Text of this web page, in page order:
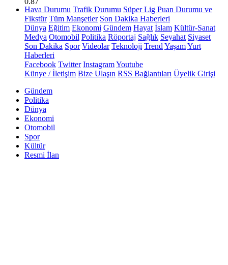
Hava Durumu Trafik Durumu Süper Lig Puan Durumu ve
Fikstür Tüm Manşetler Son Dakika Haberleri
Dünya Eğitim Ekonomi Gündem Hayat İslam Kültür-Sanat
Medya Otomobil Politika Röportaj Sağlık Seyahat Siyaset
Son Dakika Spor Videolar Teknoloji Trend YaşamYurt
Haberleri
Facebook Twitter InstagramYoutube
Künye / İletişim Bize Ulaşın RSS Bağlantıları Üyelik Girişi
Gündem
Politika
Dünya
Ekonomi
Otomobil
Spor
Kültür
Resmi İlan